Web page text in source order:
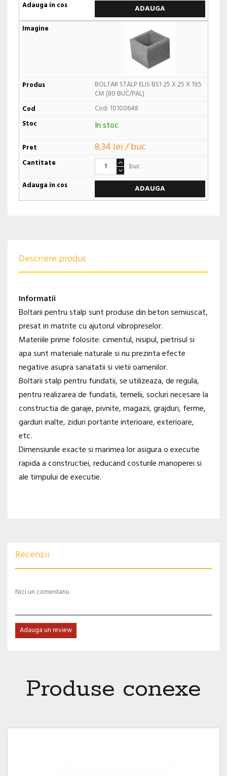
ADAUGA
BOLTAR STALP ELIS BS1 25 X 25 X 19.5
CM (80 BUC/PAL)
Cod: 10100648
In stoc
8,34 lei / buc
buc
ADAUGA
Descriere produs
Informatii
Boltarii pentru stalp sunt produse din beton semiuscat,
presat in matrite cu ajutorul vibropreselor.
Materiile prime folosite: cimentul, nisipul, pietrisul si
apa sunt materiale naturale si nu prezinta efecte
negative asupra sanatatii si vietii oamenilor.
Boltarii stalp pentru fundatii, se utilizeaza, de regula,
pentru realizarea de fundatii, temelii, socluri necesare la
constructia de garaje, pivnite, magazii, grajduri, ferme,
garduri inalte, ziduri portante interioare, exterioare,
etc.
Dimensiunile exacte si marimea lor asigura o executie
rapida a constructiei, reducand costurile manoperei si
ale timpului de executie.
Recenzii
Nici un comentariu
Adauga un review
Produse conexe